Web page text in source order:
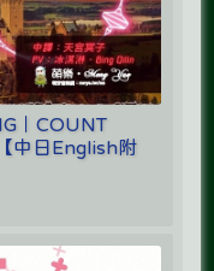
｜COUNT
中日English附